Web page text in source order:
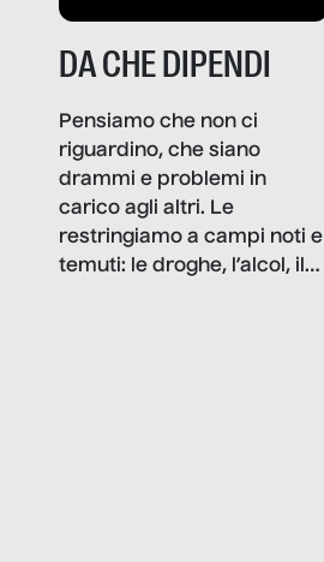
DA CHE DIPENDI
Pensiamo che non ci
riguardino, che siano
drammi e problemi in
carico agli altri. Le
restringiamo a campi noti e
temuti: le droghe, l’alcol, il